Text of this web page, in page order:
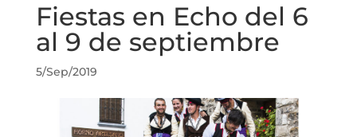
Fiestas en Echo del 6
al 9 de septiembre
5/Sep/2019